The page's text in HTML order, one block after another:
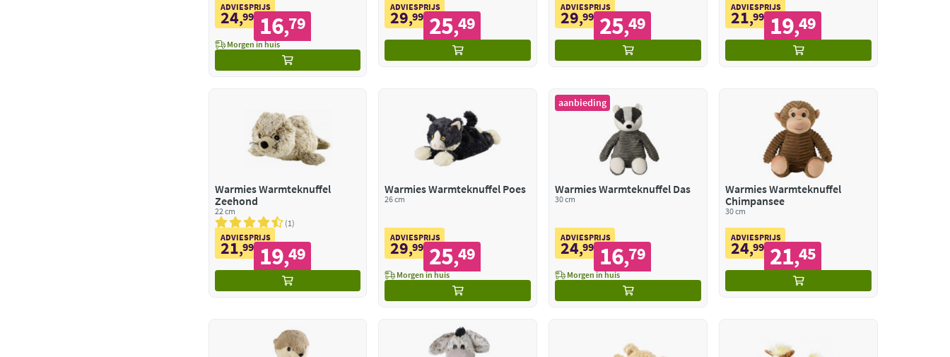
ADVIESPRIJS
24,99 16,79
Morgen in huis
ADVIESPRIJS
29,99 25,49
ADVIESPRIJS
29,99 25,49
ADVIESPRIJS
21,99 19,49
Warmies Warmteknuffel
Zeehond
22 cm
1
ADVIESPRIJS
21,99 19,49
Warmies Warmteknuffel Poes
26 cm
ADVIESPRIJS
29,99 25,49
Morgen in huis
aanbieding
Warmies Warmteknuffel Das
30 cm
ADVIESPRIJS
24,99 16,79
Morgen in huis
Warmies Warmteknuffel
Chimpansee
30 cm
ADVIESPRIJS
24,99 21,45